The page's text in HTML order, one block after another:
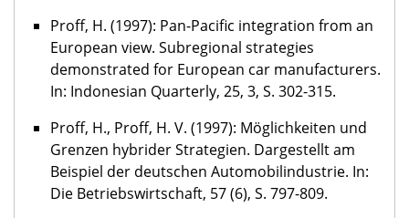
Proff, H. (1997): Pan-Pacific integration from an
European view. Subregional strategies
demonstrated for European car manufacturers.
In: Indonesian Quarterly, 25, 3, S. 302-315.
Proff, H., Proff, H. V. (1997): Möglichkeiten und
Grenzen hybrider Strategien. Dargestellt am
Beispiel der deutschen Automobilindustrie. In:
Die Betriebswirtschaft, 57 (6), S. 797-809.